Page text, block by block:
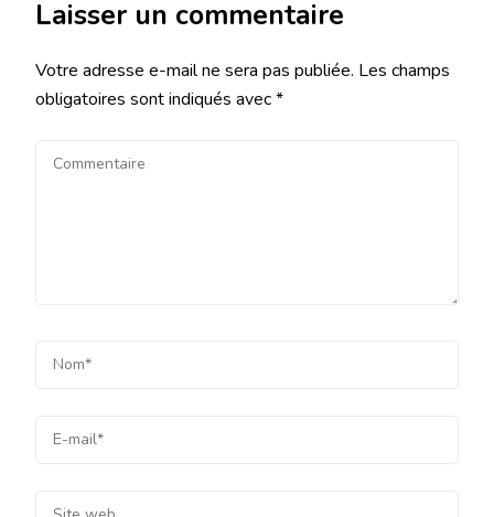
Laisser un commentaire
Votre adresse e-mail ne sera pas publiée. Les champs
obligatoires sont indiqués avec*